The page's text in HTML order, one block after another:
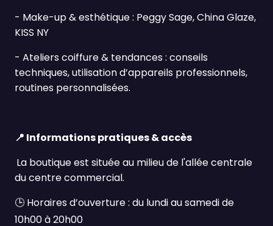
- Make-up & esthétique : Peggy Sage, China Glaze,
KISS NY
- Ateliers coiffure & tendances : conseils
techniques, utilisation d’appareils professionnels,
routines personnalisées.
📍 Informations pratiques & accès
La boutique est située au milieu de l'allée centrale
du centre commercial.
🕒 Horaires d’ouverture : du lundi au samedi de
10h00 à 20h00